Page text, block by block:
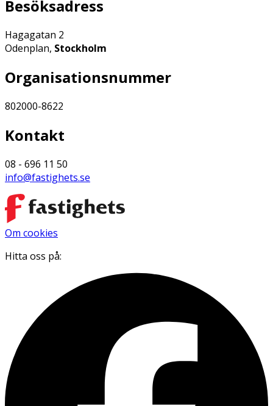
Besöksadress
Hagagatan 2
Odenplan, Stockholm
Organisationsnummer
802000-8622
Kontakt
08 - 696 11 50
info@fastighets.se
Om cookies
Hitta oss på: